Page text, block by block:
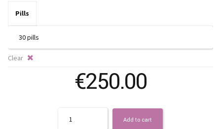
Pills
Clear
€250.00
Add to cart